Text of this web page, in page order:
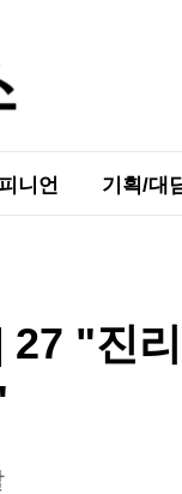
니언 기획/대
"진